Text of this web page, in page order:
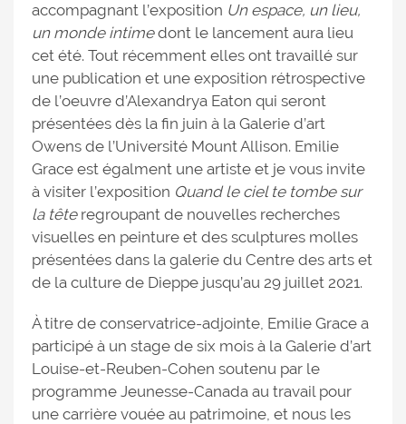
accompagnant l’exposition Un espace, un lieu,
un monde intimedont le lancement aura lieu
cet été. Tout récemment elles ont travaillé sur
une publication et une exposition rétrospective
de l’oeuvre d’Alexandrya Eaton qui seront
présentées dès la fin juin à la Galerie d’art
Owens de l’Université Mount Allison. Emilie
Grace est égalment une artiste et je vous invite
à visiter l’exposition Quand le ciel te tombe sur
la têteregroupant de nouvelles recherches
visuelles en peinture et des sculptures molles
présentées dans la galerie du Centre des arts et
de la culture de Dieppe jusqu’au 29 juillet 2021.
À titre de conservatrice-adjointe, Emilie Grace a
participé à un stage de six mois à la Galerie d’art
Louise-et-Reuben-Cohen soutenu par le
programme Jeunesse-Canada au travail pour
une carrière vouée au patrimoine, et nous les